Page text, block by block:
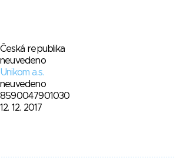
Česká republika
neuvedeno
Unikom a.s.
neuvedeno
8590047901030
12. 12. 2017